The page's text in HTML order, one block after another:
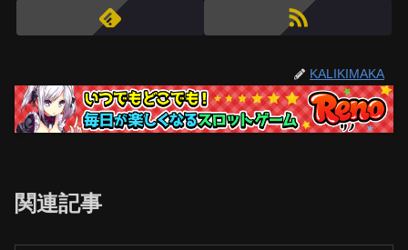
KALIKIMAKA
関連記事